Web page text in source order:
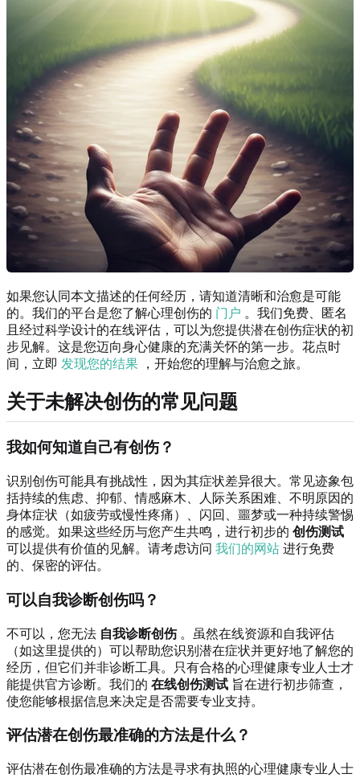
如果您认同本文描述的任何经历，请知道清晰和治愈是可能
的。我们的平台是您了解心理创伤的 门户 。我们免费、匿名
且经过科学设计的在线评估，可以为您提供潜在创伤症状的初
步见解。这是您迈向身心健康的充满关怀的第一步。花点时
间，立即 发现您的结果 ，开始您的理解与治愈之旅。
关于未解决创伤的常见问题
我如何知道自己有创伤？
识别创伤可能具有挑战性，因为其症状差异很大。常见迹象包
括持续的焦虑、抑郁、情感麻木、人际关系困难、不明原因的
身体症状（如疲劳或慢性疼痛）、闪回、噩梦或一种持续警惕
的感觉。如果这些经历与您产生共鸣，进行初步的 创伤测试
可以提供有价值的见解。请考虑访问 我们的网站 进行免费
的、保密的评估。
可以自我诊断创伤吗？
不可以，您无法 自我诊断创伤。虽然在线资源和自我评估
（如这里提供的）可以帮助您识别潜在症状并更好地了解您的
经历，但它们并非诊断工具。只有合格的心理健康专业人士才
能提供官方诊断。我们的 在线创伤测试 旨在进行初步筛查，
使您能够根据信息来决定是否需要专业支持。
评估潜在创伤最准确的方法是什么？
评估潜在创伤最准确的方法是寻求有执照的心理健康专业人士